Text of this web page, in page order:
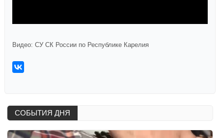
Видео: СУ СК России по Республике Карелия
СОБЫТИЯ ДНЯ